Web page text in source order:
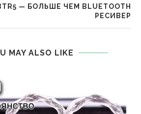
— БОЛЬШЕ ЧЕМ BLUETOOTH
РЕСИВЕР
MAY ALSO LIKE